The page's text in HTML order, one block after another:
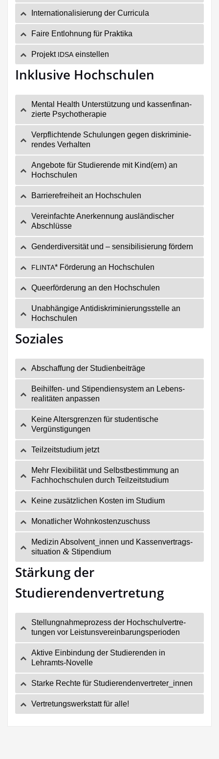
Inter­na­tio­na­li­sie­rung der Curricula
Fai­re Ent­loh­nung für Praktika
Pro­jekt IDSA einstellen
Inklusive Hochschulen
Men­tal Health Unter­stüt­zung und kas­sen­fi­nan­
zier­te Psychotherapie
Ver­pflich­ten­de Schu­lun­gen gegen dis­kri­mi­nie­
ren­des Verhalten
Ange­bo­te für Stu­die­ren­de mit Kind(ern) an
Hochschulen
Bar­rie­re­frei­heit an Hochschulen
Ver­ein­fach­te Aner­ken­nung aus­län­di­scher
Abschlüsse
Gen­der­di­ver­si­tät und – sen­si­bi­li­sie­rung fördern
FLINTA* För­de­rung an Hochschulen
Que­er­för­de­rung an den Hochschulen
Unab­hän­gi­ge Anti­dis­kri­mi­nie­rungs­stel­le an
Hochschulen
Soziales
Abschaf­fung der Studienbeiträge
Bei­hil­fen- und Sti­pen­di­en­sys­tem an Lebens­
rea­li­tä­ten anpassen
Kei­ne Alters­gren­zen für stu­den­ti­sche
Vergünstigungen
Teil­zeit­stu­di­um jetzt
Mehr Fle­xi­bi­li­tät und Selbst­be­stim­mung an
Fach­hoch­schu­len durch Teilzeitstudium
Kei­ne zusätz­li­chen Kos­ten im Studium
Monat­li­cher Wohnkostenzuschuss
Medi­zin Absolvent_innen und Kas­sen­ver­trags­
si­tua­ti­on & Stipendium
Stärkung der
Studierendenvertretung
Stel­lung­nah­me­pro­zess der Hoch­schul­ver­tre­
tun­gen vor Leistunsvereinbarungsperioden
Akti­ve Ein­bin­dung der Stu­die­ren­den in
Lehramts-Novelle
Star­ke Rech­te für Studierendenvertreter_innen
Ver­tre­tungs­werk­statt für alle!